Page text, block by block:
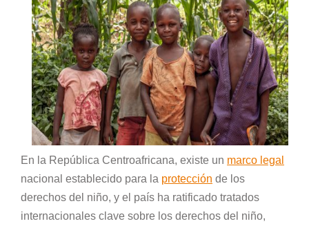
En la República Centroafricana, existe un marco legal
nacional establecido para la protección de los
derechos del niño, y el país ha ratificado tratados
internacionales clave sobre los derechos del niño,